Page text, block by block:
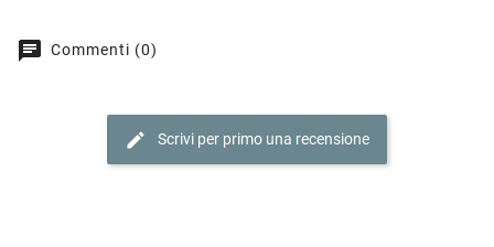
chat Commenti (0)
edit Scrivi per primo una recensione